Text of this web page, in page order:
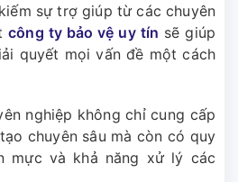
sự trợ giúp từ các chuyên
công ty bảo vệ uy tín sẽ giúp
quyết mọi vấn đề một cách
nghiệp không chỉ cung cấp
chuyên sâu mà còn có quy
mực và khả năng xử lý các